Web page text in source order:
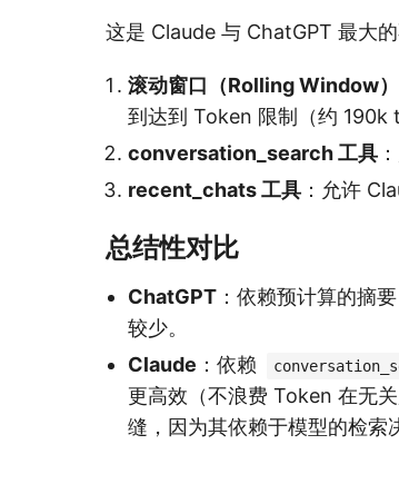
这是 Claude 与 ChatGPT 最大
滚动窗口（Rolling Window）
到达到 Token 限制（约 190k
conversation_search 工具
recent_chats 工具 ：允许
总结性对比
ChatGPT ：依赖预计算的摘
较少。
Claude ：依赖
更高效（不浪费 Token 在无
缝，因为其依赖于模型的检索